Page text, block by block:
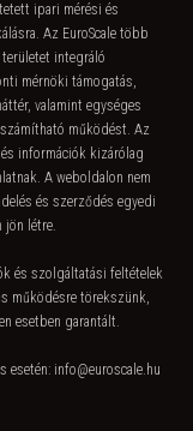
ipari mérési és
Az EuroScale több
integráló
mérnöki támogatás,
valamint egységes
működést. Az
információk kizárólag
A weboldalon nem
és szerződés egyedi
jön létre.
és szolgáltatási feltételek
működésre törekszünk,
esetben garantált.
esetén: info@euroscale.hu